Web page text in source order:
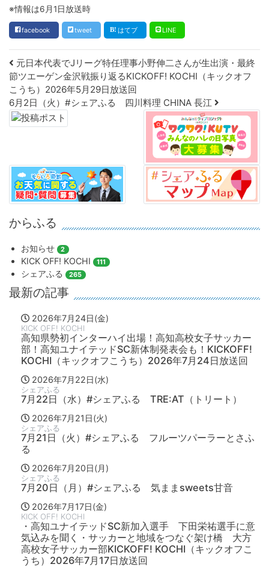
※情報は6月1日放送時
facebook tweet はてブ LINE
Post navigation
元日本代表でJリーグ特任理事小野伸二さんが生出演・最終
節ツエーゲン金沢戦振り返るKICKOFF! KOCHI（キックオフ
こうち）2026年5月29日放送回
6月2日（火）#シェアふる 四川料理 CHINA 長江
からふる
お知らせ 2
KICK OFF! KOCHI 111
シェアふる 265
最新の記事
2026年7月24日(金)
KICK OFF! KOCHI
高知県勢初インターハイ出場！高知高校女子サッカー
部！高知ユナイテッドSC新体制発表会も！KICKOFF!
KOCHI（キックオフこうち）2026年7月24日放送回
2026年7月22日(水)
シェアふる
7月22日（水）#シェアふる TRE:AT（トリート）
2026年7月21日(火)
シェアふる
7月21日（火）#シェアふる フルーツパーラーとさふ
る
2026年7月20日(月)
シェアふる
7月20日（月）#シェアふる 気ままsweets甘音
2026年7月17日(金)
KICK OFF! KOCHI
・高知ユナイテッドSC新加入選手 下田栄祐選手に意
気込みを聞く・サッカーと地域をつなぐ架け橋 大方
高校女子サッカー部KICKOFF! KOCHI（キックオフこ
うち）2026年7月17日放送回